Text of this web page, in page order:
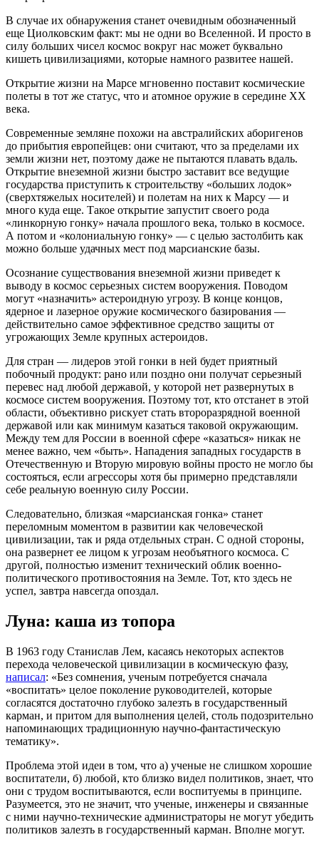
В случае их обнаружения станет очевидным обозначенный
еще Циолковским факт: мы не одни во Вселенной. И просто в
силу больших чисел космос вокруг нас может буквально
кишеть цивилизациями, которые намного развитее нашей.
Открытие жизни на Марсе мгновенно поставит космические
полеты в тот же статус, что и атомное оружие в середине XX
века.
Современные земляне похожи на австралийских аборигенов
до прибытия европейцев: они считают, что за пределами их
земли жизни нет, поэтому даже не пытаются плавать вдаль.
Открытие внеземной жизни быстро заставит все ведущие
государства приступить к строительству «больших лодок»
(сверхтяжелых носителей) и полетам на них к Марсу — и
много куда еще. Такое открытие запустит своего рода
«линкорную гонку» начала прошлого века, только в космосе.
А потом и «колониальную гонку» — с целью застолбить как
можно больше удачных мест под марсианские базы.
Осознание существования внеземной жизни приведет к
выводу в космос серьезных систем вооружения. Поводом
могут «назначить» астероидную угрозу. В конце концов,
ядерное и лазерное оружие космического базирования —
действительно самое эффективное средство защиты от
угрожающих Земле крупных астероидов.
Для стран — лидеров этой гонки в ней будет приятный
побочный продукт: рано или поздно они получат серьезный
перевес над любой державой, у которой нет развернутых в
космосе систем вооружения. Поэтому тот, кто отстанет в этой
области, объективно рискует стать второразрядной военной
державой или как минимум казаться таковой окружающим.
Между тем для России в военной сфере «казаться» никак не
менее важно, чем «быть». Нападения западных государств в
Отечественную и Вторую мировую войны просто не могло бы
состояться, если агрессоры хотя бы примерно представляли
себе реальную военную силу России.
Следовательно, близкая «марсианская гонка» станет
переломным моментом в развитии как человеческой
цивилизации, так и ряда отдельных стран. С одной стороны,
она развернет ее лицом к угрозам необъятного космоса. С
другой, полностью изменит технический облик военно-
политического противостояния на Земле. Тот, кто здесь не
успел, завтра навсегда опоздал.
Луна: каша из топора
В 1963 году Станислав Лем, касаясь некоторых аспектов
перехода человеческой цивилизации в космическую фазу,
написал: «Без сомнения, ученым потребуется сначала
«воспитать» целое поколение руководителей, которые
согласятся достаточно глубоко залезть в государственный
карман, и притом для выполнения целей, столь подозрительно
напоминающих традиционную научно-фантастическую
тематику».
Проблема этой идеи в том, что а) ученые не слишком хорошие
воспитатели, б) любой, кто близко видел политиков, знает, что
они с трудом воспитываются, если воспитуемы в принципе.
Разумеется, это не значит, что ученые, инженеры и связанные
с ними научно-технические администраторы не могут убедить
политиков залезть в государственный карман. Вполне могут.